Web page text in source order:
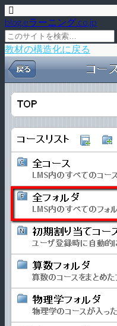
blog.eラーニング.co.jp
教材の構造化に戻る